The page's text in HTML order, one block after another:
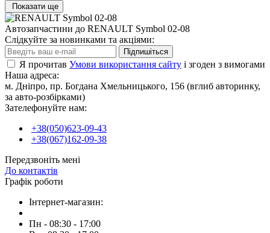
Показати ще
Автозапчастини до RENAULT Symbol 02-08
Слідкуйте за новинками та акціями:
Підпишіться
Я прочитав Умови використання сайту і згоден з вимогами
Наша адреса:
м. Дніпро, пр. Богдана Хмельницького, 156 (вглиб авторинку,
за авто-розбірками)
Зателефонуйте нам:
+38(050)623-09-43
+38(067)162-09-38
Передзвоніть мені
До контактів
Графік роботи
Інтернет-магазин:
Пн - 08:30 - 17:00